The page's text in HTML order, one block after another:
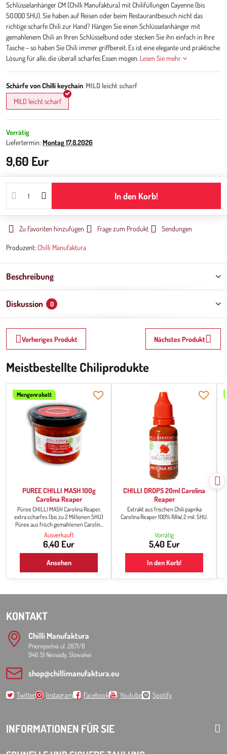
Schlüsselanhänger CM (Chilli Manufaktura) mit Chilifüllungen Cayenne (bis
50.000 SHU). Sie haben auf Reisen oder beim Restaurantbesuch nicht das
richtige scharfe Chili zur Hand? Hängen Sie einen Schlüsselanhänger mit
gemahlenem Chili an Ihren Schlüsselbund oder stecken Sie ihn einfach in Ihre
Tasche – so haben Sie Chili immer griffbereit. Es ist eine elegante und praktische
Lösung für alle, die überall scharfes Essen mögen. Lesen Sie mehr
Schärfe von Chilli keychain
MILD leicht scharf
Vorrätig
Liefertermin: Montag17.8.2026
9,60 Eur
In den Korb!
Zu Favoriten hinzufügen Frage zum Produkt Sendungen
Produzent: Chilli Manufaktura
Beschreibung
Diskussion 0
Vorheriges Produkt Nächstes Produkt
Meistbestellte Chiliprodukte
Mengenrabatt
PUREE CHILLI MASH 100g
Carolina Reaper
Püree CHILLI MASH Carolina Reaper,
extra scharfes (bis zu 2 Millionen SHU)
Püree aus frisch gemahlenen Carolina
Reaper Paprika. Die Konsistenz ist
dünnflüssig, matschig. Es dient als Chili-
Basis für die Weiterverarbeitung und
Zubereitung von scharfen Snacks, es ist
die Grundlage für Chili-Saucen, und
versuchen wollten, Ihre eigene scharfe
Ausverkauft
6,40 Eur
Ansehen
CHILLI DROPS 20ml Carolina
Reaper
Extrakt aus frischen Chili paprika
Carolina Reaper 100% RAW, 2 mil. SHU.
Vorrätig
5,40 Eur
In den Korb!
KONTAKT
Chilli Manufaktura
Priemyselná ul. 2871/8
946 51 Nesvady, Slowakei
shop​@chillimanufaktura​.eu
Twitter Instagram Facebook Youtube Spotify
INFORMATIONEN FÜR SIE